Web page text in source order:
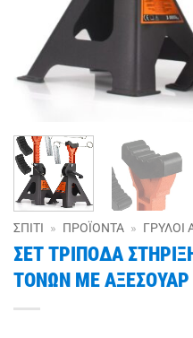
ΣΠΊΤΙ » ΠΡΟΪΌΝΤΑ » ΓΡΎΛΟΙ
ΣΕΤ ΤΡΙΠΟΔΑ
ΤΟΝΩΝ ΜΕ ΑΞΕΣΟΥΑΡ